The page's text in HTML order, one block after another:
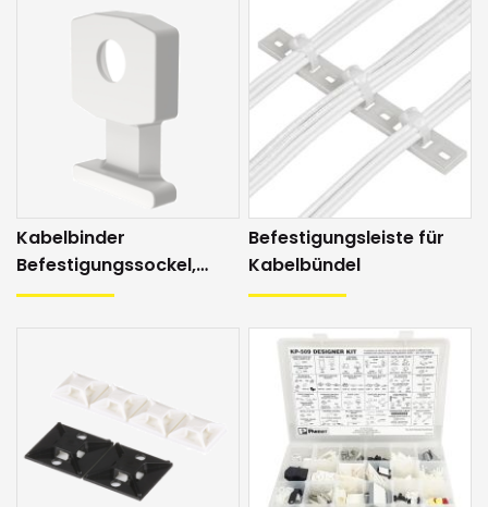
Kabelbinder
Befestigungssockel,
schraubbar
Befestigungsleiste für
Kabelbündel